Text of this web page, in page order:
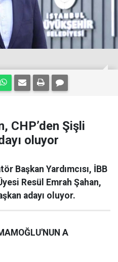
CHP’den Şişli
oluyor
Başkan Yardımcısı, İBB
Resül Emrah Şahan,
adayı oluyor.
A